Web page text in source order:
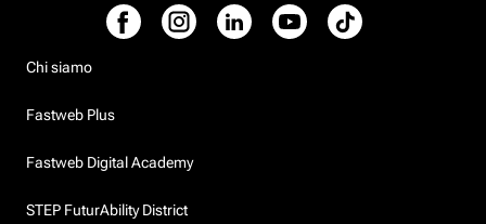
Chi siamo
Fastweb Plus
Fastweb Digital Academy
STEP FuturAbility District